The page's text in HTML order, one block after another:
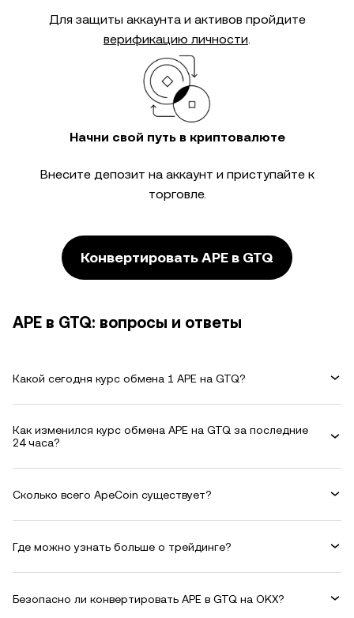
Для защиты аккаунта и активов пройдите
верификацию личности.
Начни свой путь в криптовалюте
Внесите депозит на аккаунт и приступайте к
торговле.
Конвертировать APE в GTQ
APE в GTQ: вопросы и ответы
Какой сегодня курс обмена 1 APE на GTQ?
Как изменился курс обмена APE на GTQ за последние
24 часа?
Сколько всего ApeCoin существует?
Где можно узнать больше о трейдинге?
Безопасно ли конвертировать APE в GTQ на OKX?